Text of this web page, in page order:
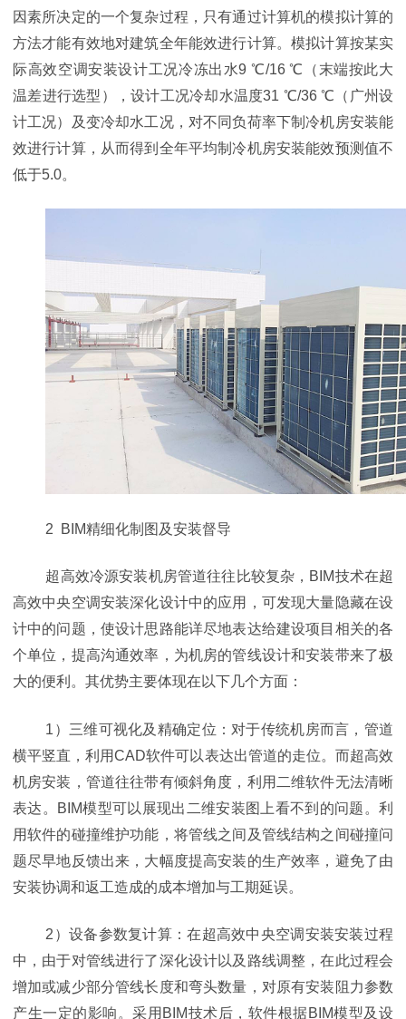
因素所决定的一个复杂过程，只有通过计算机的模拟计算的
方法才能有效地对建筑全年能效进行计算。模拟计算按某实
际高效空调安装设计工况冷冻出水9 ℃/16 ℃（末端按此大
温差进行选型），设计工况冷却水温度31 ℃/36 ℃（广州设
计工况）及变冷却水工况，对不同负荷率下制冷机房安装能
效进行计算，从而得到全年平均制冷机房安装能效预测值不
低于5.0。
2 BIM精细化制图及安装督导
超高效冷源安装机房管道往往比较复杂，BIM技术在超
高效中央空调安装深化设计中的应用，可发现大量隐藏在设
计中的问题，使设计思路能详尽地表达给建设项目相关的各
个单位，提高沟通效率，为机房的管线设计和安装带来了极
大的便利。其优势主要体现在以下几个方面：
1）三维可视化及精确定位：对于传统机房而言，管道
横平竖直，利用CAD软件可以表达出管道的走位。而超高效
机房安装，管道往往带有倾斜角度，利用二维软件无法清晰
表达。BIM模型可以展现出二维安装图上看不到的问题。利
用软件的碰撞维护功能，将管线之间及管线结构之间碰撞问
题尽早地反馈出来，大幅度提高安装的生产效率，避免了由
安装协调和返工造成的成本增加与工期延误。
2）设备参数复计算：在超高效中央空调安装安装过程
中，由于对管线进行了深化设计以及路线调整，在此过程会
增加或减少部分管线长度和弯头数量，对原有安装阻力参数
产生一定的影响。采用BIM技术后，软件根据BIM模型及设